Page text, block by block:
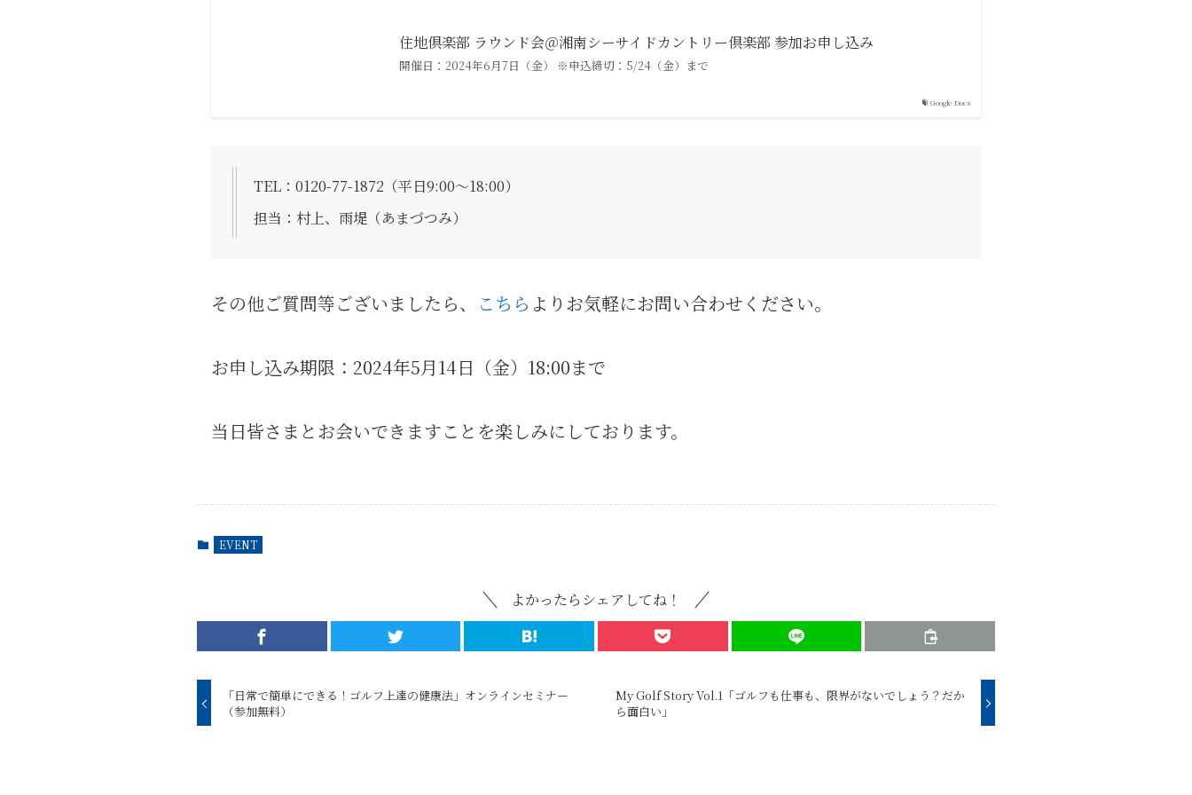
Google Docs
住地倶楽部 ラウンド会＠湘南シーサイドカントリー倶楽部 参加お申し込み
開催日：2024年6月7日（金） ※申込締切：5/24（金）まで
TEL：0120-77-1872（平日9:00～18:00）
担当：村上、雨堤（あまづつみ）
その他ご質問等ございましたら、 こちら よりお気軽にお問い合わせください。
お申し込み期限：2024年5月14日（金）18:00まで
当日皆さまとお会いできますことを楽しみにしております。
EVENT
よかったらシェアしてね！
「日常で簡単にできる！ゴルフ上達の健康法」オンラインセミナー
（参加無料）
My Golf Story Vol.1「ゴルフも仕事も、限界がないでしょう？だか
ら面白い」